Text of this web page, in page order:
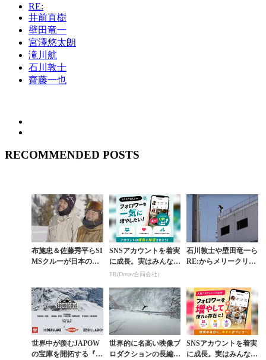
RE:
井前直樹
壁田竜一
宮澤悠太朗
滝川航
石川敦士
齋藤一也
RECOMMENDED POSTS
布施忠＆佐藤秀平らSI
MSクルーが日本の雪
SNSアカウントを着実
に成長。実はみんなコ
コ使ってます。
PR(Dreaw合同会社)
石川敦士や壁田竜一ら
RE:からメリークリス
世界中が羨むJAPOW
の宝庫を開拓する『B
世界的に名高い映像プ
ロダクションの長編作
SNSアカウントを着実
に成長。実はみんなコ